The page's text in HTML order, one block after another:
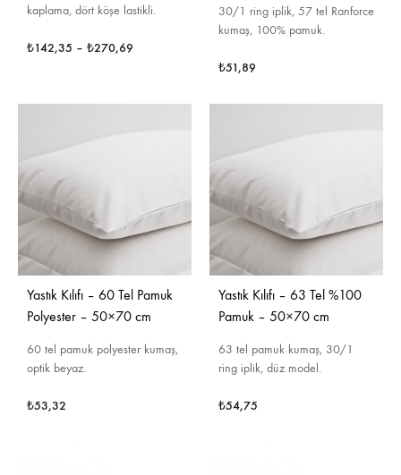
kaplama, dört köşe lastikli.
₺142,35 – ₺270,69
30/1 ring iplik, 57 tel Ranforce
kumaş, 100% pamuk.
₺51,89
Yastık Kılıfı – 60 Tel Pamuk
Polyester – 50×70 cm
60 tel pamuk polyester kumaş,
optik beyaz.
₺53,32
Yastık Kılıfı – 63 Tel %100
Pamuk – 50×70 cm
63 tel pamuk kumaş, 30/1
ring iplik, düz model.
₺54,75